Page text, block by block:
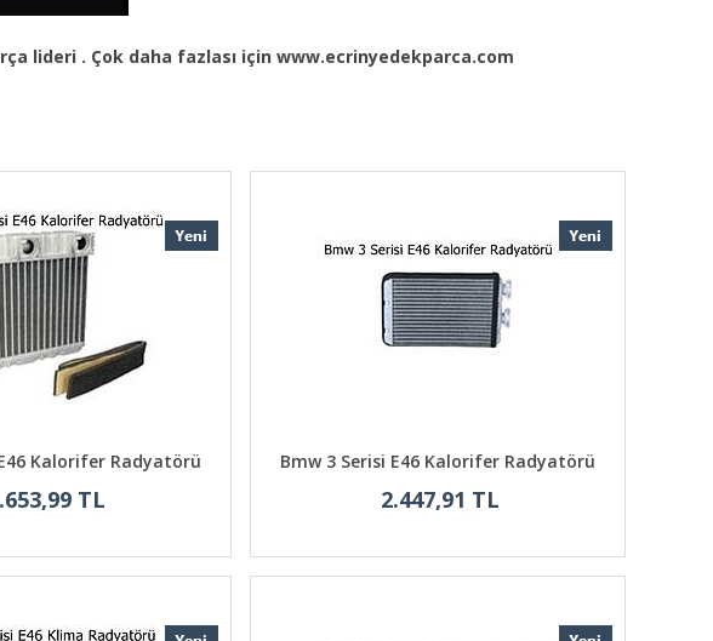
lideri . Çok daha fazlası için www.ecrinyedekparca.com
Kalorifer Radyatörü
TL
Bmw 3 Serisi E46 Kalorifer Radyatörü
2.447,91 TL